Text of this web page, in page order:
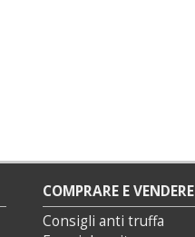
COMPRARE E VENDERE
Consigli anti truffa